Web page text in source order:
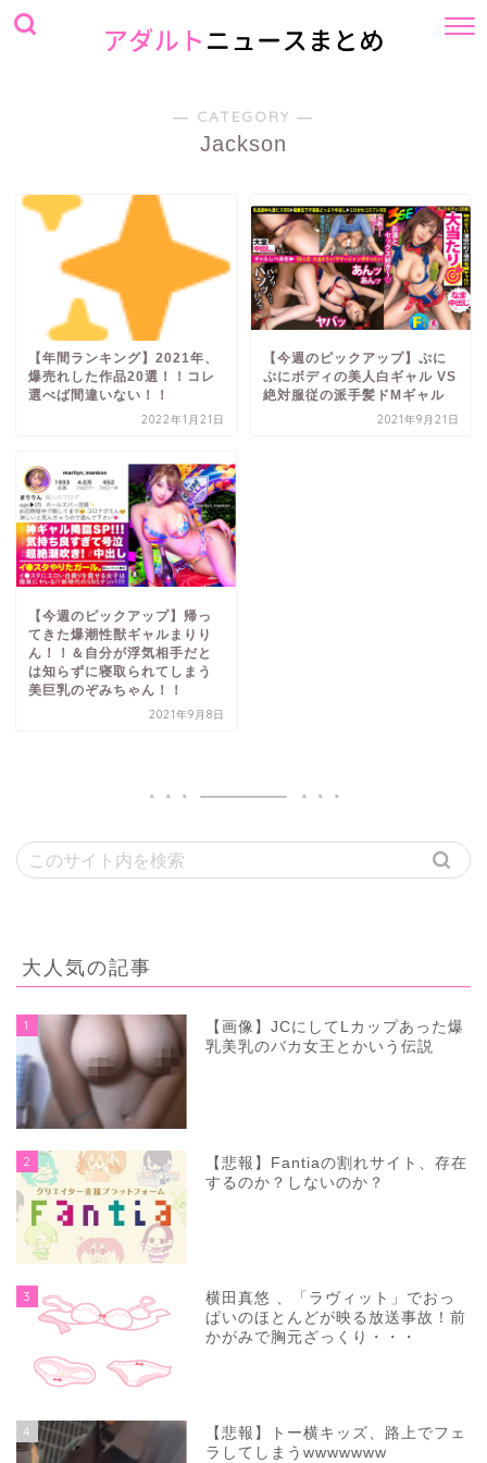
― CATEGORY ―
Jackson
【年間ランキング】2021年、
爆売れした作品20選！！コレ
選べば間違いない！！
2022年1月21日
【今週のピックアップ】ぷに
ぷにボディの美人白ギャル VS
絶対服従の派手髪ドМギャル
2021年9月21日
【今週のピックアップ】帰っ
てきた爆潮性獣ギャルまりり
ん！！＆自分が浮気相手だと
は知らずに寝取られてしまう
美巨乳のぞみちゃん！！
2021年9月8日
大人気の記事
1
【画像】JCにしてLカップあった爆
乳美乳のバカ女王とかいう伝説
2
【悲報】Fantiaの割れサイト、存在
するのか？しないのか？
3
横田真悠 、「ラヴィット」でおっ
ぱいのほとんどが映る放送事故！前
かがみで胸元ざっくり・・・
4
【悲報】トー横キッズ、路上でフェ
ラしてしまうwwwwwww